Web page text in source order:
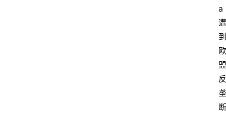
a
遭
到
欧
盟
反
垄
断